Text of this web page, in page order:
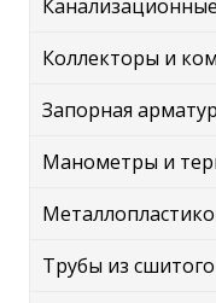
Коллекторы и
Запорная
Манометры и
Трубы из